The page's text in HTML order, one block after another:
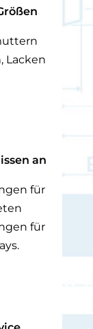
Lacken
an
für
für